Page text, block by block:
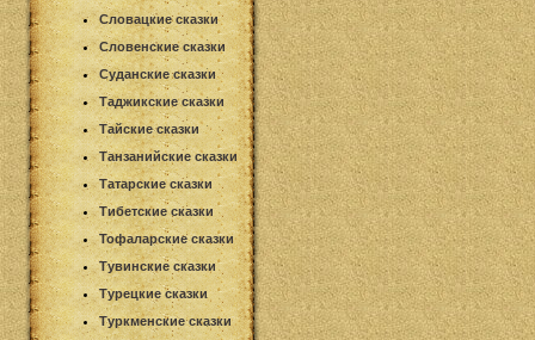
Словацкие сказки
Словенские сказки
Суданские сказки
Таджикские сказки
Тайские сказки
Танзанийские сказки
Татарские сказки
Тибетские сказки
Тофаларские сказки
Тувинские сказки
Турецкие сказки
Туркменские сказки